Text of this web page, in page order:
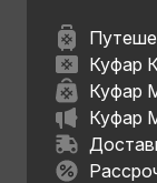
Куфар
Куфар
Куфар